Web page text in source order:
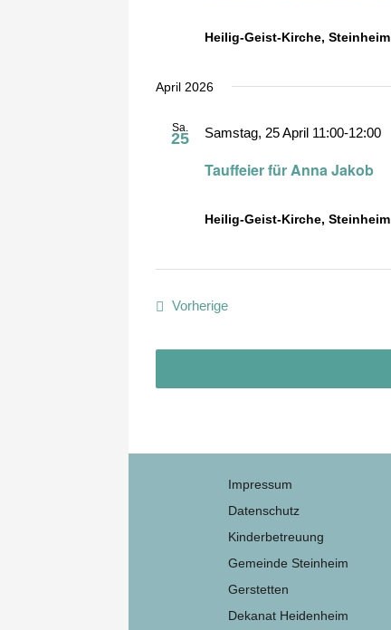
Heilig-Geist-Kirche, Steinheim
April 2026
Sa.
25
Tauffeier für Anna Jakob
Samstag, 25 April 11:00-12:00
Heilig-Geist-Kirche, Steinheim
VorherigeVeranstaltungen
Impressum
Datenschutz
Kinderbetreuung
Gemeinde Steinheim
Gerstetten
Dekanat Heidenheim